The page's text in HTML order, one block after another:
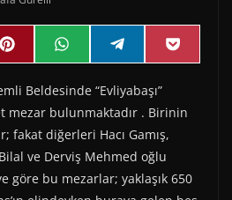
Share
on
P
i
t
e
r
e
s
t
Share
on
W
h
t
s
A
p
p
Share
on
e
e
g
r
a
m
Share
on
P
o
e
t
Beldesinde “Evliyabaşı”
mezar bulunmaktadır . Birinin
diğerleri Hacı Gamış,
ve Derviş Mehmed oğlu
göre bu mezarlar; yaklaşık 650